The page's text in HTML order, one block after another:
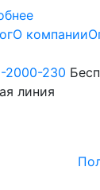
О компании
2000-230
линия